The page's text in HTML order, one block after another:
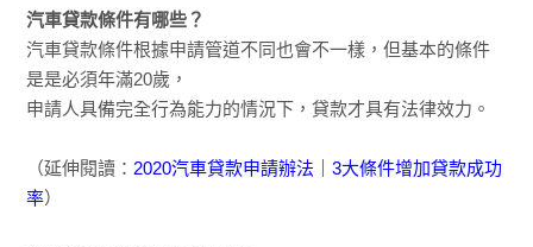
汽車貸款條件有哪些？
汽車貸款條件根據申請管道不同也會不一樣，但基本的條件
是是必須年滿20歲，
申請人具備完全行為能力的情況下，貸款才具有法律效力。
（延伸閱讀： 2020汽車貸款申請辦法｜3大條件增加貸款成功
率）